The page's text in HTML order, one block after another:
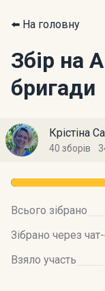
⬅️ На головну
Збір на
бригади
Крістіна
40 зборів
Всього зібрано
Зібрано через
Взяло участь